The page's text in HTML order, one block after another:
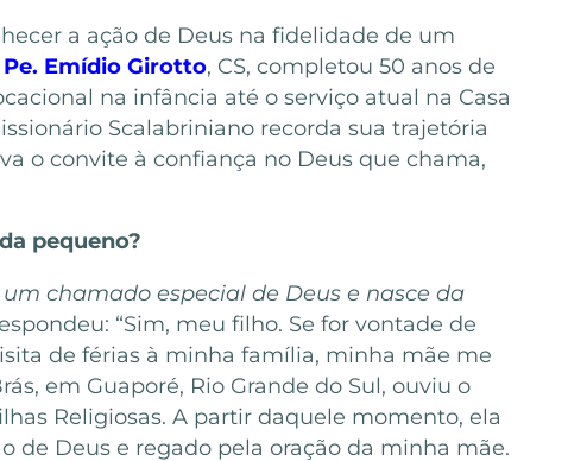
a ação de Deus na fidelidade de um
Pe. Emídio Girotto, CS, completou 50 anos de
na infância até o serviço atual na Casa
Scalabriniano recorda sua trajetória
o convite à confiança no Deus que chama,
pequeno?
chamado especial de Deus e nasce da
“Sim, meu filho. Se for vontade de
de férias à minha família, minha mãe me
em Guaporé, Rio Grande do Sul, ouviu o
Religiosas. A partir daquele momento, ela
de Deus e regado pela oração da minha mãe.